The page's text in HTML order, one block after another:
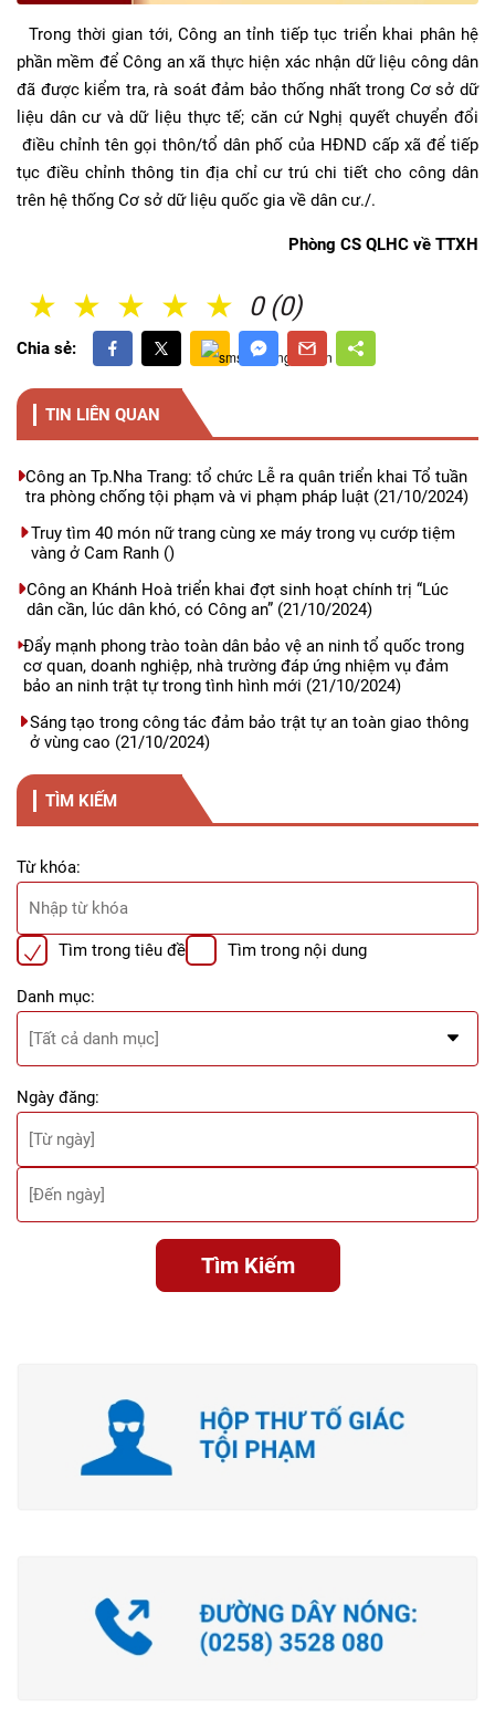
Trong thời gian tới, Công an tỉnh tiếp tục triển khai phân hệ
phần mềm để Công an xã thực hiện xác nhận dữ liệu công dân
đã được kiểm tra, rà soát đảm bảo thống nhất trong Cơ sở dữ
liệu dân cư và dữ liệu thực tế; căn cứ Nghị quyết chuyển đổi
điều chỉnh tên gọi thôn/tổ dân phố của HĐND cấp xã để tiếp
tục điều chỉnh thông tin địa chỉ cư trú chi tiết cho công dân
trên hệ thống Cơ sở dữ liệu quốc gia về dân cư./.
Phòng CS QLHC về TTXH
0 (0)
5 Sao
4 Sao
3 Sao
2 Sao
1 Sao
Chia sẻ:
TIN LIÊN QUAN
Công an Tp.Nha Trang: tổ chức Lễ ra quân triển khai Tổ tuần
tra phòng chống tội phạm và vi phạm pháp luật (21/10/2024)
Truy tìm 40 món nữ trang cùng xe máy trong vụ cướp tiệm
vàng ở Cam Ranh()
Công an Khánh Hoà triển khai đợt sinh hoạt chính trị “Lúc
dân cần, lúc dân khó, có Công an” (21/10/2024)
Đẩy mạnh phong trào toàn dân bảo vệ an ninh tổ quốc trong
cơ quan, doanh nghiệp, nhà trường đáp ứng nhiệm vụ đảm
bảo an ninh trật tự trong tình hình mới (21/10/2024)
Sáng tạo trong công tác đảm bảo trật tự an toàn giao thông
ở vùng cao (21/10/2024)
TÌM KIẾM
Từ khóa:
Tìm trong tiêu đề Tìm trong nội dung
Danh mục:
Ngày đăng:
Tìm Kiếm